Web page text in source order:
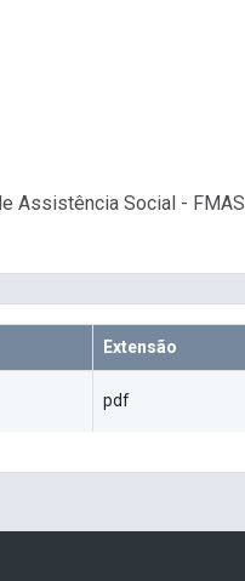
Assistência Social - FMAS
Extensão
pdf